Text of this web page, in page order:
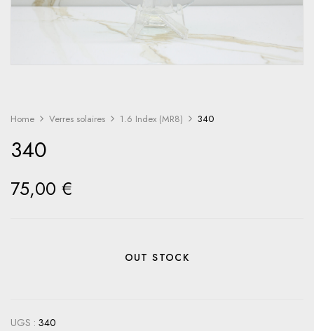
Home Verres solaires 1.6 Index (MR8) 340
340
75,00 €
OUT STOCK
UGS : 340